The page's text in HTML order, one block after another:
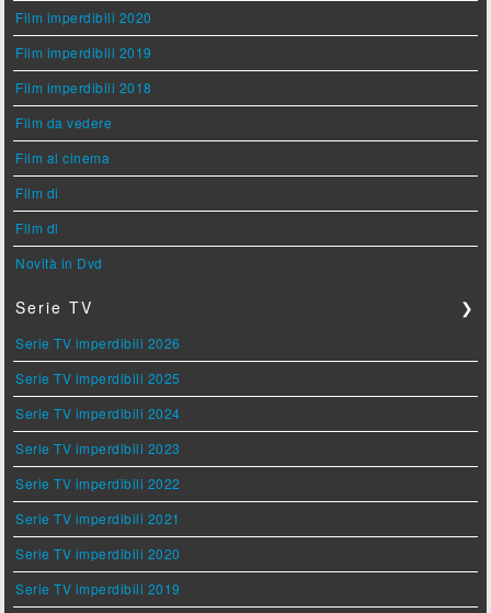
Film imperdibili 2020
Film imperdibili 2019
Film imperdibili 2018
Film da vedere
Film al cinema
Film di
Film di
Novità in Dvd
Serie TV ❯
Serie TV imperdibili 2026
Serie TV imperdibili 2025
Serie TV imperdibili 2024
Serie TV imperdibili 2023
Serie TV imperdibili 2022
Serie TV imperdibili 2021
Serie TV imperdibili 2020
Serie TV imperdibili 2019